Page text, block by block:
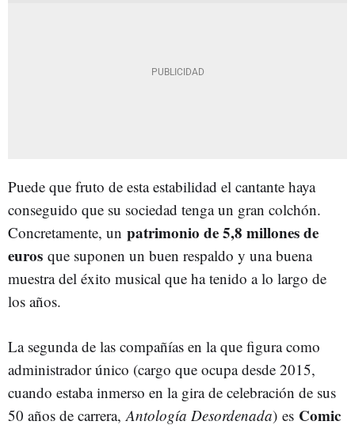
Puede que fruto de esta estabilidad el cantante haya
conseguido que su sociedad tenga un gran colchón.
Concretamente, un patrimonio de 5,8 millones de
euros que suponen un buen respaldo y una buena
muestra del éxito musical que ha tenido a lo largo de
los años.
La segunda de las compañías en la que figura como
administrador único (cargo que ocupa desde 2015,
cuando estaba inmerso en la gira de celebración de sus
50 años de carrera,Antología Desordenada) es Comic